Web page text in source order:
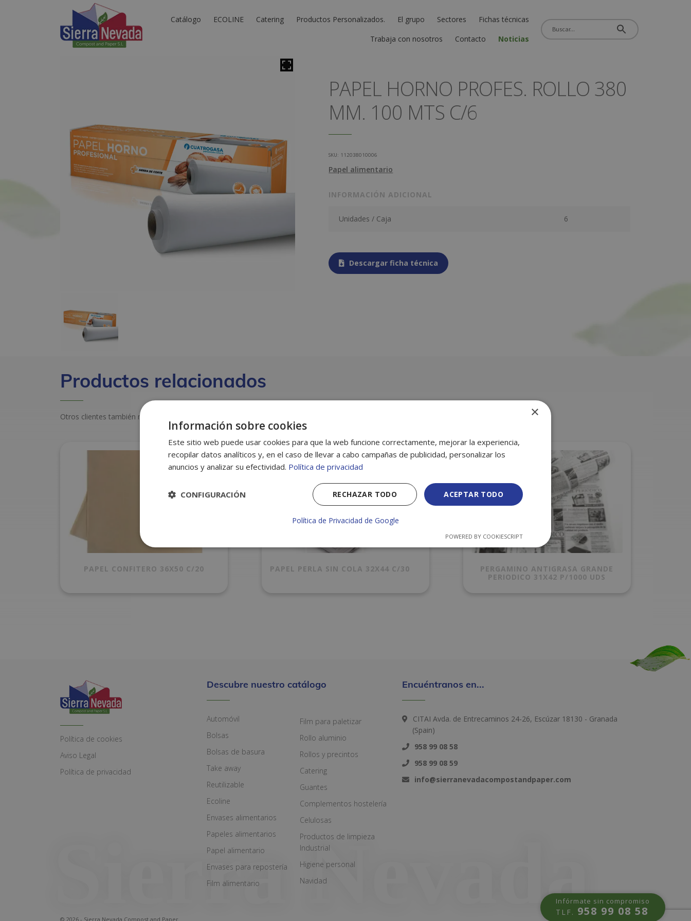
Catálogo ECOLINE Catering Productos Personalizados. El grupo Sectores
Fichas técnicas
Trabaja con nosotros
Contacto Noticias
Infórmate sin compromiso
TLF. 958 99 08 58
PAPEL HORNO PROFES. ROLLO 380
MM. 100 MTS C/6
SKU: 112038010006
Papel alimentario
INFORMACIÓN ADICIONAL
Unidades / Caja 6
Descargar ficha técnica
Productos relacionados
Otros clientes también miraron estos productos
PAPEL CONFITERO 36X50 C/20 PAPEL PERLA SIN COLA 32X44 C/30
PERGAMINO ANTIGRASA GRANDE
PERIODICO 31X42 P/1000 UDS
Política de cookies
Aviso Legal
Política de privacidad
Descubre nuestro catálogo
Automóvil
Bolsas
Bolsas de basura
Take away
Reutilizable
Ecoline
Envases alimentarios
Papeles alimentarios
Papel alimentario
Envases para repostería
Film alimentario
Film para paletizar
Rollo aluminio
Rollos y precintos
Catering
Guantes
Complementos hostelería
Celulosas
Productos de limpieza
Industrial
Higiene personal
Navidad
Encuéntranos en...
CITAI Avda. de Entrecaminos 24-26, Escúzar 18130 - Granada
(Spain)
958 99 08 58
958 99 08 59
info@sierranevadacompostandpaper.com
© 2026 - Sierra Nevada Compost and Paper
×
Información sobre cookies
Este sitio web puede usar cookies para que la web funcione correctamente, mejorar la experiencia,
recopilar datos analíticos y, en el caso de llevar a cabo campañas de publicidad, personalizar los
anuncios y analizar su efectividad. Política de privacidad
ACEPTAR TODO
RECHAZAR TODO
CONFIGURACIÓN
Política de Privacidad de Google
POWERED BY COOKIESCRIPT